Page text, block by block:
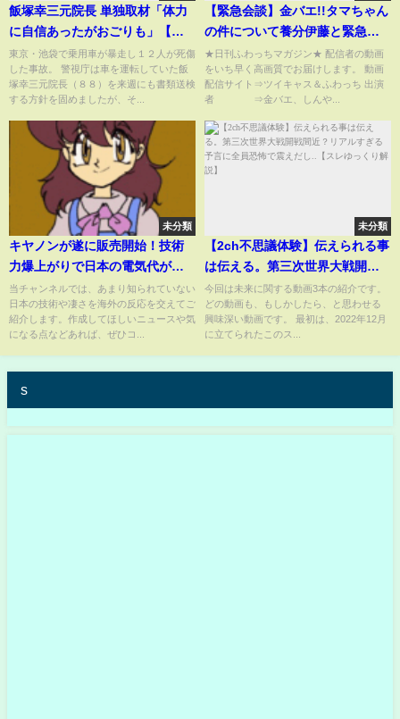
飯塚幸三元院長 単独取材「体力
に自信あったがおごりも」【池
袋暴走】
東京・池袋で乗用車が暴走し１２人が死傷
した事故。 警視庁は車を運転していた飯
塚幸三元院長（８８）を来週にも書類送検
する方針を固めましたが、そ...
【緊急会談】金バエ!!タマちゃん
の件について養分伊藤と緊急会
談6月23日
★日刊ふわっちマガジン★ 配信者の動画
をいち早く高画質でお届けします。 動画
配信サイト⇒ツイキャス＆ふわっち 出演
者 ⇒金バエ、しんや...
未分類
キヤノンが遂に販売開始！技術
力爆上がりで日本の電気代がと
んでもないことになる！？【海
外の反応】
当チャンネルでは、あまり知られていない
日本の技術や凄さを海外の反応を交えてご
紹介します。作成してほしいニュースや気
になる点などあれば、ぜひコ...
未分類
【2ch不思議体験】伝えられる事
は伝える。第三次世界大戦開戦
間近？リアルすぎる予言に全員
恐怖で震えだし..【スレゆっくり
解説】
今回は未来に関する動画3本の紹介です。
どの動画も、もしかしたら、と思わせる
興味深い動画です。 最初は、2022年12月
に立てられたこのス...
s